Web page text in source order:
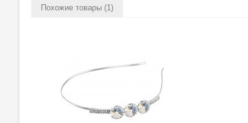
Похожие товары (1)